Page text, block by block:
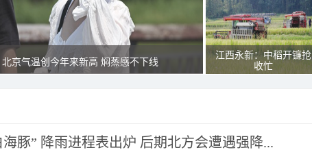
北京气温创今年来新高 焖蒸感不下线
江西永新：中稻开镰抢
收忙
海豚” 降雨进程表出炉 后期北方会遭遇强降...